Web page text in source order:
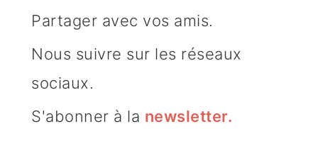
Partager avec vos amis.
Nous suivre sur les réseaux
sociaux.
S'abonner à la newsletter.